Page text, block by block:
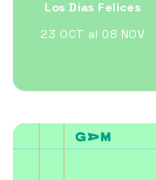
Los Días Felices
23 OCT al 08 NOV